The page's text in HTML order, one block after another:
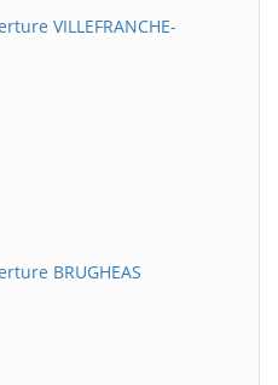
VILLEFRANCHE-
BRUGHEAS